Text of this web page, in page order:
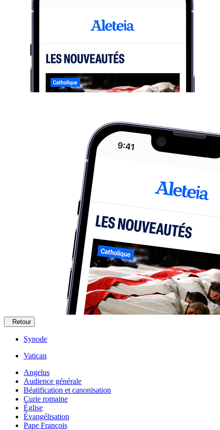
Retour
Synode
Vatican
Angelus
Audience générale
Béatification et canonisation
Curie romaine
Église
Évangélisation
Pape François